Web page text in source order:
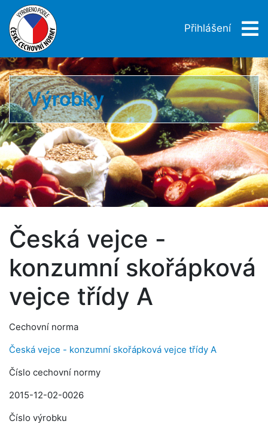
Přihlášení
Výrobky
Česká vejce -
konzumní skořápková
vejce třídy A
Cechovní norma
Česká vejce - konzumní skořápková vejce třídy A
Číslo cechovní normy
2015-12-02-0026
Číslo výrobku